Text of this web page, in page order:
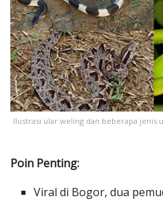
Ilustrasi ular weling dan beberapa jenis
Poin Penting:
Viral di Bogor, dua